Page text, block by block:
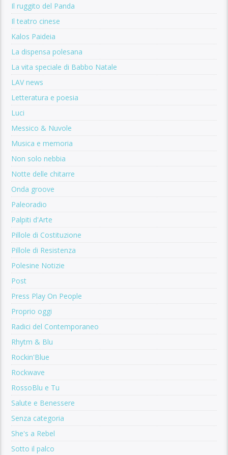
Il ruggito del Panda
Il teatro cinese
Kalos Paideia
La dispensa polesana
La vita speciale di Babbo Natale
LAV news
Letteratura e poesia
Luci
Messico & Nuvole
Musica e memoria
Non solo nebbia
Notte delle chitarre
Onda groove
Paleoradio
Palpiti d'Arte
Pillole di Costituzione
Pillole di Resistenza
Polesine Notizie
Post
Press Play On People
Proprio oggi
Radici del Contemporaneo
Rhytm & Blu
Rockin'Blue
Rockwave
RossoBlu e Tu
Salute e Benessere
Senza categoria
She's a Rebel
Sotto il palco